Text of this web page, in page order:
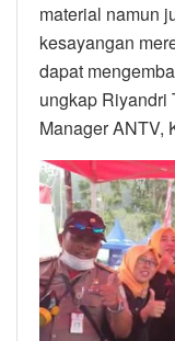
material namun
kesayangan
dapat
ungkap Riyandri
Manager ANTV,